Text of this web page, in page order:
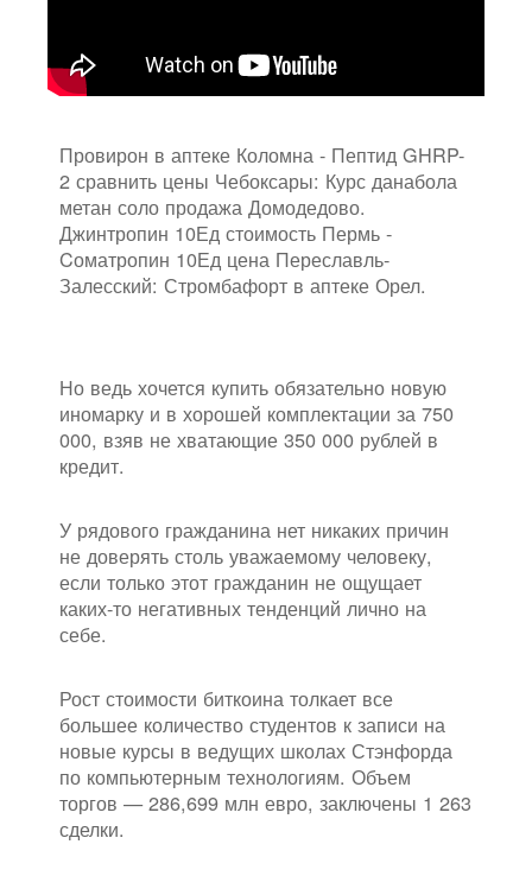
Провирон в аптеке Коломна - Пептид GHRP-
2 сравнить цены Чебоксары: Курс данабола
метан соло продажа Домодедово.
Джинтропин 10Ед стоимость Пермь -
Cоматропин 10Ед цена Переславль-
Залесский: Стромбафорт в аптеке Орел.
Но ведь хочется купить обязательно новую
иномарку и в хорошей комплектации за 750
000, взяв не хватающие 350 000 рублей в
кредит.
У рядового гражданина нет никаких причин
не доверять столь уважаемому человеку,
если только этот гражданин не ощущает
каких-то негативных тенденций лично на
себе.
Рост стоимости биткоина толкает все
большее количество студентов к записи на
новые курсы в ведущих школах Стэнфорда
по компьютерным технологиям. Объем
торгов — 286,699 млн евро, заключены 1 263
сделки.